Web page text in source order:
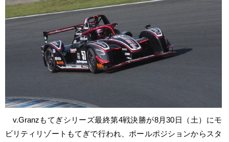
v.Granzもてぎシリーズ最終第4戦決勝が8月30日（土）にモ
ビリティリゾートもてぎで行われ、ポールポジションからスタ